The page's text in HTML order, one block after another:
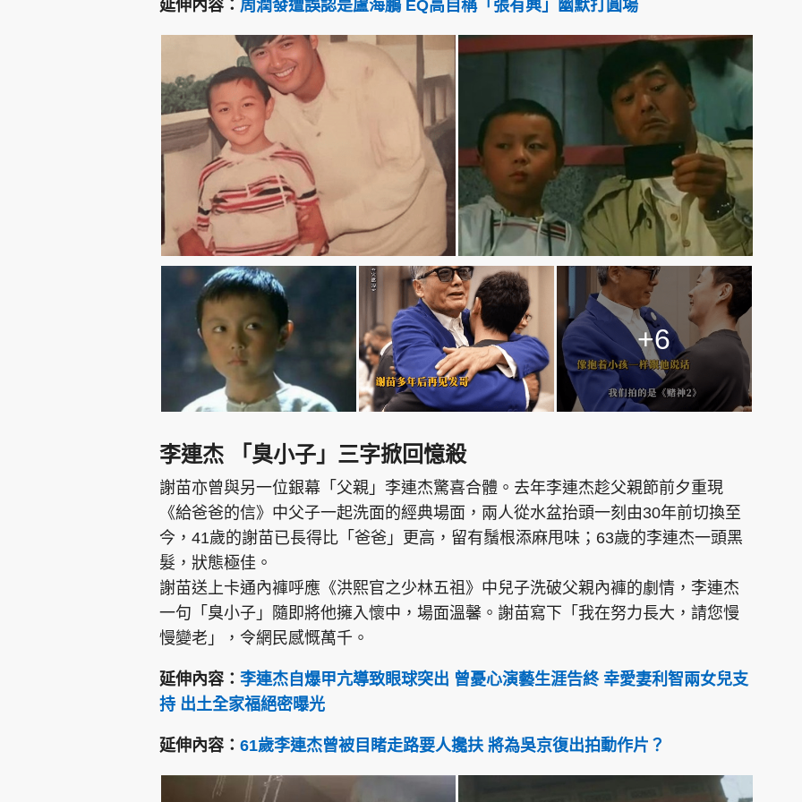
延伸內容： 周潤發遭誤認是盧海鵬 EQ高自稱「張有興」幽默打圓場
+6
李連杰 「臭小子」三字掀回憶殺
謝苗亦曾與另一位銀幕「父親」李連杰驚喜合體。去年李連杰趁父親節前夕重現
《給爸爸的信》中父子一起洗面的經典場面，兩人從水盆抬頭一刻由30年前切換至
今，41歲的謝苗已長得比「爸爸」更高，留有鬚根添麻甩味；63歲的李連杰一頭黑
髮，狀態極佳。
謝苗送上卡通內褲呼應《洪熙官之少林五祖》中兒子洗破父親內褲的劇情，李連杰
一句「臭小子」隨即將他擁入懷中，場面溫馨。謝苗寫下「我在努力長大，請您慢
慢變老」，令網民感慨萬千。
延伸內容： 李連杰自爆甲亢導致眼球突出 曾憂心演藝生涯告終 幸愛妻利智兩女兒支
持 出土全家福絕密曝光
延伸內容： 61歲李連杰曾被目睹走路要人攙扶 將為吳京復出拍動作片？